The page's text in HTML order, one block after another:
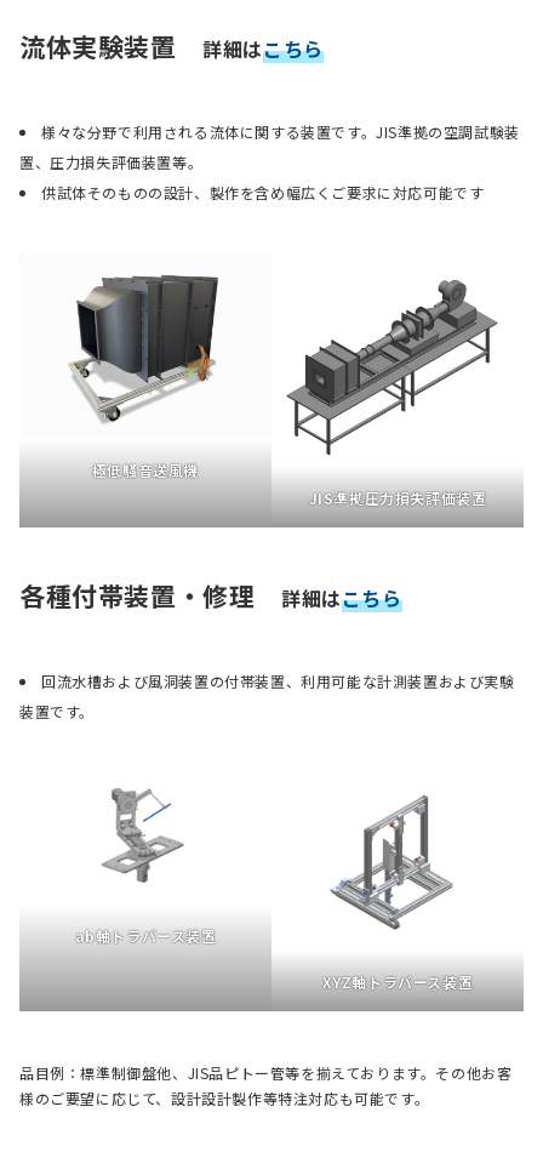
流体実験装置 詳細はこちら
様々な分野で利用される流体に関する装置です。JIS準拠の空調試験装
置、圧力損失評価装置等。
供試体そのものの設計、製作を含め幅広くご要求に対応可能です
極低騒音送風機
JIS準拠圧力損失評価装置
各種付帯装置・修理 詳細はこちら
回流水槽および風洞装置の付帯装置、利用可能な計測装置および実験
装置です。
ab軸トラバース装置
XYZ軸トラバース装置
品目例：標準制御盤他、JIS品ピトー管等を揃えております。その他お客
様のご要望に応じて、設計設計製作等特注対応も可能です。